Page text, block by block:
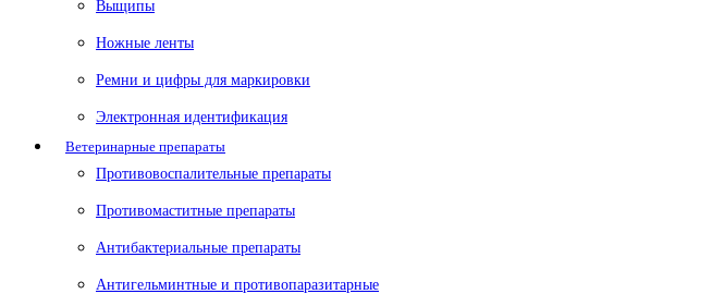
Выщипы
Ножные ленты
Ремни и цифры для маркировки
Электронная идентификация
Ветеринарные препараты
Противовоспалительные препараты
Противомаститные препараты
Антибактериальные препараты
Антигельминтные и противопаразитарные